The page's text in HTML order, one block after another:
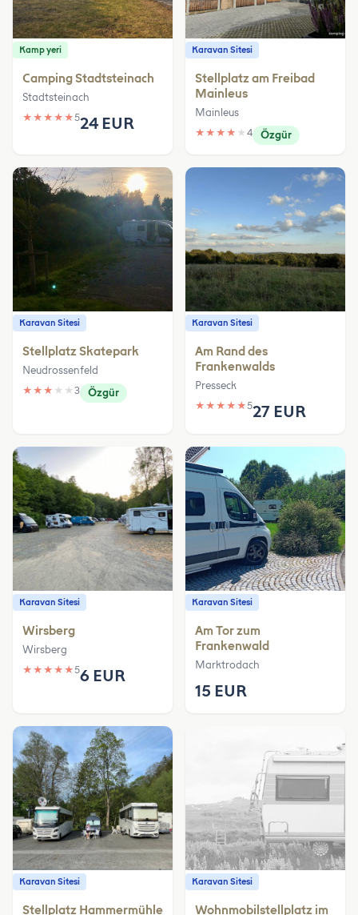
Kamp yeri
Camping Stadtsteinach
Stadtsteinach
★ ★ ★ ★ ★524 EUR
Karavan Sitesi
Stellplatz am Freibad
Mainleus
Mainleus
★ ★ ★ ★ ★ 4 Özgür
Karavan Sitesi
Stellplatz Skatepark
Neudrossenfeld
★ ★ ★ ★ ★ 3 Özgür
Karavan Sitesi
Am Rand des
Frankenwalds
Presseck
★ ★ ★ ★ ★527 EUR
Karavan Sitesi
Wirsberg
Wirsberg
★ ★ ★ ★ ★56 EUR
Karavan Sitesi
Am Tor zum
Frankenwald
Marktrodach
15 EUR
Karavan Sitesi
Stellplatz Hammermühle
Karavan Sitesi
Wohnmobilstellplatz im